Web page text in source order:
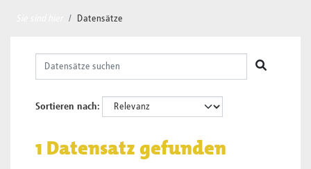
Datensätze
Sortieren nach
1 Datensatz gefunden